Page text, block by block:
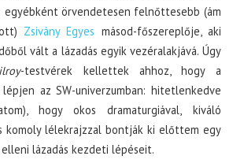
egyébként örvendetesen felnőttesebb (ám
Zsivány Egyes másod-főszereplője, aki
vált a lázadás egyik vezéralakjává. Úgy
-testvérek kellettek ahhoz, hogy a
az SW-univerzumban: hitetlenkedve
hogy okos dramaturgiával, kiváló
komoly lélekrajzzal bontják ki előttem egy
lázadás kezdeti lépéseit.